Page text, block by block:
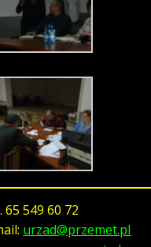
65 549 60 72
urzad@przemet.pl